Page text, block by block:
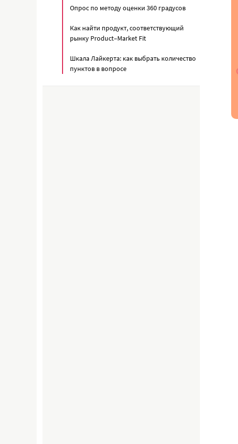
Опрос по методу оценки 360 градусов
Как найти продукт, соответствующий
рынку Product–Market Fit
Шкала Лайкерта: как выбрать количество
пунктов в вопросе